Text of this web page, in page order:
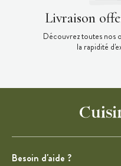
Livraison
Découvrez toutes nos
la rapidité
Besoin d'aide ?